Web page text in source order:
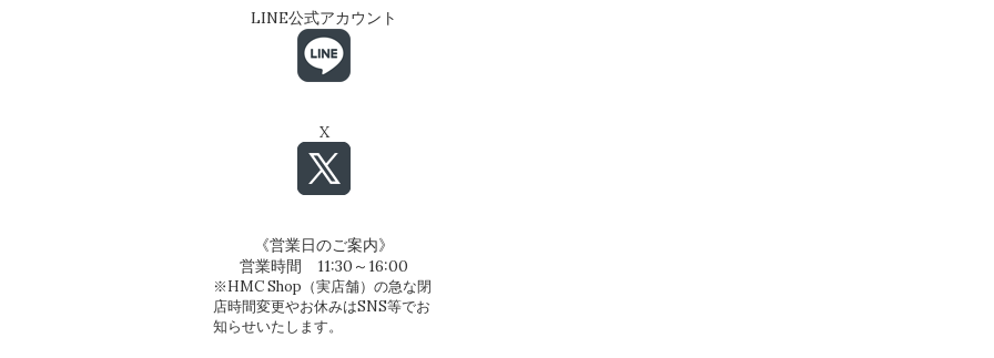
LINE公式アカウント
X
《営業日のご案内》
営業時間 11:30～16:00
※HMC Shop（実店舗）の急な閉
店時間変更やお休みはSNS等でお
知らせいたします。